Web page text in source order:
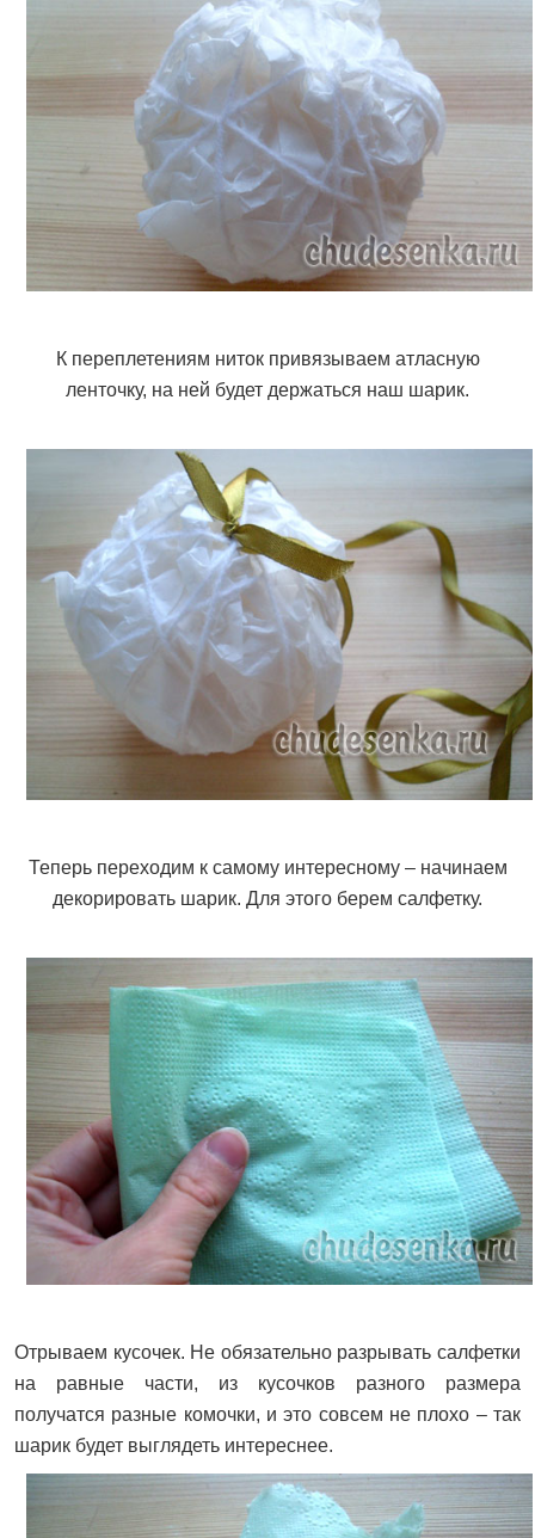
К переплетениям ниток привязываем атласную
ленточку, на ней будет держаться наш шарик.
Теперь переходим к самому интересному – начинаем
декорировать шарик. Для этого берем салфетку.
Отрываем кусочек. Не обязательно разрывать салфетки
на равные части, из кусочков разного размера
получатся разные комочки, и это совсем не плохо – так
шарик будет выглядеть интереснее.